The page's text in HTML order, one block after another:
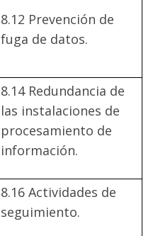
8.12 Prevención de
fuga de datos.
8.14 Redundancia de
las instalaciones de
procesamiento de
información.
8.16 Actividades de
seguimiento.